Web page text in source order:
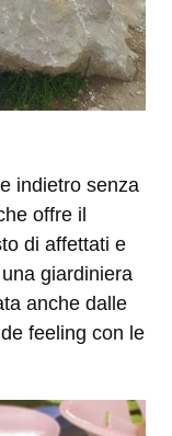
indietro senza
offre il
di affettati e
giardiniera
anche dalle
feeling con le